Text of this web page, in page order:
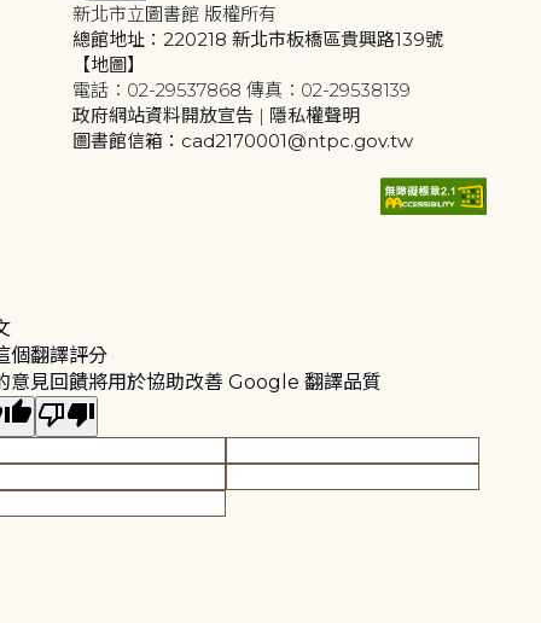
新北市立圖書館 版權所有
總館地址：220218 新北市板橋區貴興路139號
【地圖】
電話：02-29537868 傳真：02-29538139
政府網站資料開放宣告 | 隱私權聲明
圖書館信箱：cad2170001@ntpc.gov.tw
個翻譯評分
意見回饋將用於協助改善 Google 翻譯品質